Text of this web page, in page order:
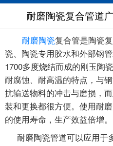
耐磨陶瓷复合管道
耐磨陶瓷复合管是陶瓷
瓷、陶瓷专用胶水和外部钢
1700多度烧结而成的刚玉陶
耐腐蚀、耐高温的特点，与
抗输送物料的冲击与磨损，
装和更换都很方便。使用耐
的使用寿命，生产效益倍增。
耐磨陶瓷管道可以应用于